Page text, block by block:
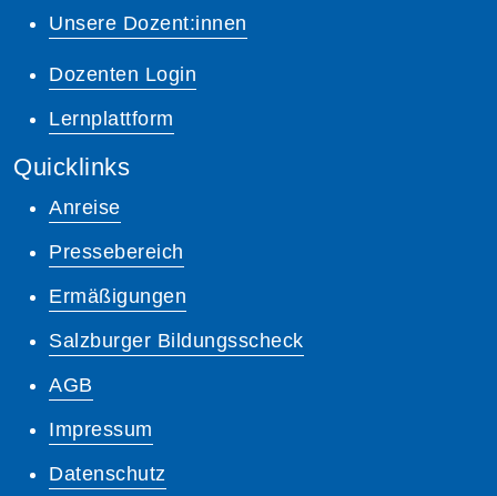
Unsere Dozent:innen
Dozenten Login
Lernplattform
Quicklinks
Anreise
Pressebereich
Ermäßigungen
Salzburger Bildungsscheck
AGB
Impressum
Datenschutz